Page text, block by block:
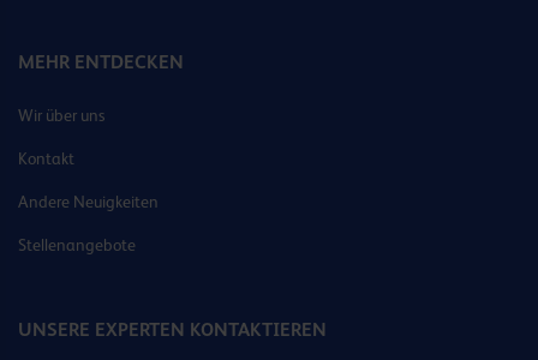
MEHR ENTDECKEN
Wir über uns
Kontakt
Andere Neuigkeiten
Stellenangebote
UNSERE EXPERTEN KONTAKTIEREN